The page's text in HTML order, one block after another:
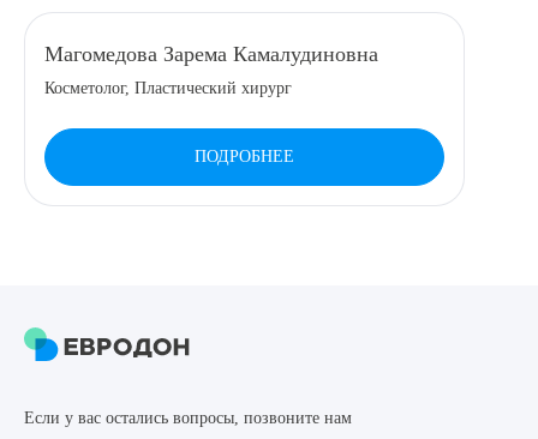
Магомедова Зарема Камалудиновна
Косметолог, Пластический хирург
ПОДРОБНЕЕ
Если у вас остались вопросы, позвоните нам